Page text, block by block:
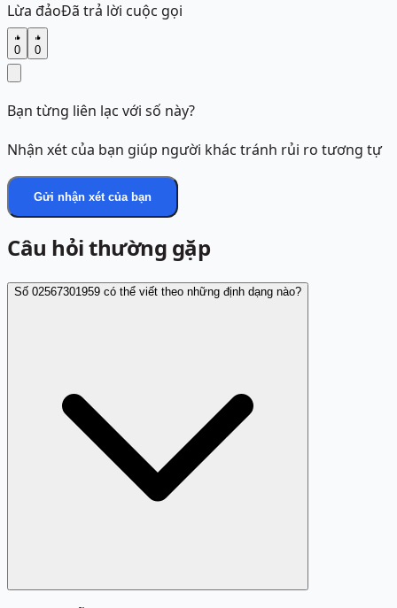
Lừa đảoĐã trả lời cuộc gọi
0 0
Bạn từng liên lạc với số này?
Nhận xét của bạn giúp người khác tránh rủi ro tương tự
Gửi nhận xét của bạn
Câu hỏi thường gặp
Số 02567301959 có thể viết theo những định dạng nào?